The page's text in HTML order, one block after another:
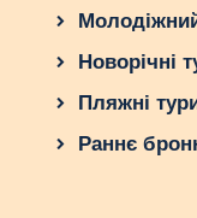
Новорічні
Пляжні
Раннє